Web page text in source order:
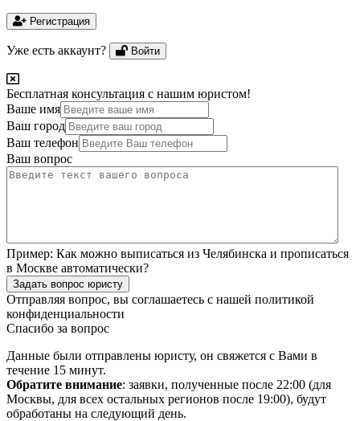
Регистрация
Уже есть аккаунт? Войти
Бесплатная консультация с нашим юристом!
Ваше имя
Ваш город
Ваш телефон
Ваш вопрос
Пример: Как можно выписаться из Челябинска и прописаться
в Москве автоматически?
Задать вопрос юристу
Отправляя вопрос, вы соглашаетесь с нашей политикой
конфиденциальности
Спасибо за вопрос
Данные были отправлены юристу, он свяжется с Вами в
течение 15 минут.
Обратите внимание: заявки, полученные после 22:00 (для
Москвы, для всех остальных регионов после 19:00), будут
обработаны на следующий день.